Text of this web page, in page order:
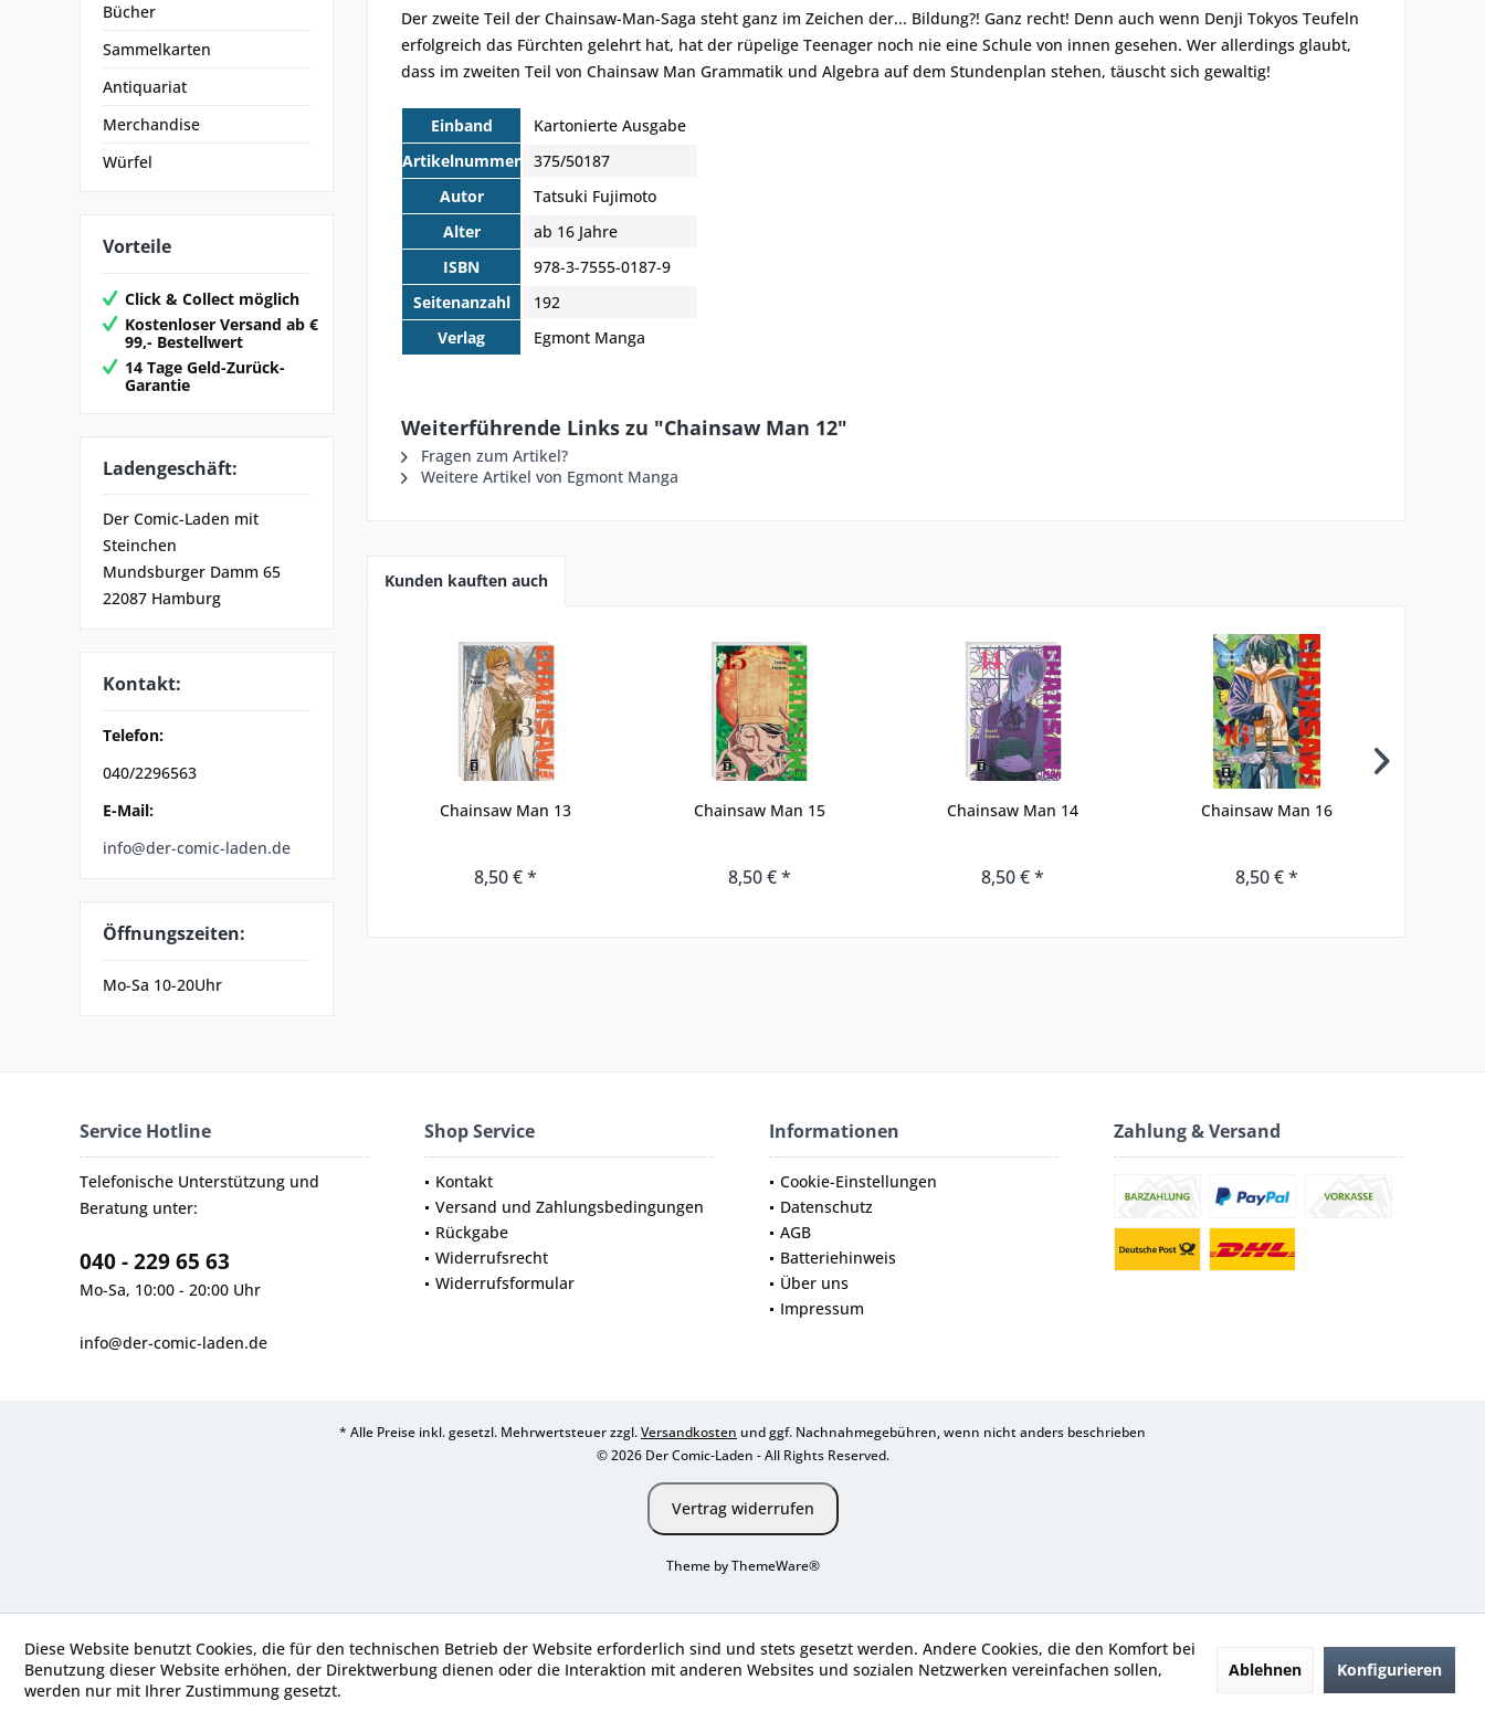
Bücher
Sammelkarten
Antiquariat
Merchandise
Würfel
Vorteile
Click & Collect möglich
Kostenloser Versand ab €
99,- Bestellwert
14 Tage Geld-Zurück-
Garantie
Ladengeschäft:
Der Comic-Laden mit
Steinchen
Mundsburger Damm 65
22087 Hamburg
Kontakt:
Telefon:
040/2296563
E-Mail:
info@der-comic-laden.de
Öffnungszeiten:
Mo-Sa 10-20Uhr
Der zweite Teil der Chainsaw-Man-Saga steht ganz im Zeichen der... Bildung?! Ganz recht! Denn auch wenn Denji Tokyos Teufeln
erfolgreich das Fürchten gelehrt hat, hat der rüpelige Teenager noch nie eine Schule von innen gesehen. Wer allerdings glaubt,
dass im zweiten Teil von Chainsaw Man Grammatik und Algebra auf dem Stundenplan stehen, täuscht sich gewaltig!
Einband
Kartonierte Ausgabe
Artikelnummer
375/50187
Autor
Tatsuki Fujimoto
Alter
ab 16 Jahre
ISBN
978-3-7555-0187-9
Seitenanzahl
192
Verlag
Egmont Manga
Weiterführende Links zu "Chainsaw Man 12"
Fragen zum Artikel?
Weitere Artikel von Egmont Manga
Kunden kauften auch
Chainsaw Man 13
8,50 € *
Chainsaw Man 15
8,50 € *
Chainsaw Man 14
8,50 € *
Chainsaw Man 16
8,50 € *
Service Hotline
Telefonische Unterstützung und
Beratung unter:
040 - 229 65 63
Mo-Sa, 10:00 - 20:00 Uhr
info@der-comic-laden.de
Shop Service
Kontakt
Versand und Zahlungsbedingungen
Rückgabe
Widerrufsrecht
Widerrufsformular
Informationen
Cookie-Einstellungen
Datenschutz
AGB
Batteriehinweis
Über uns
Impressum
Zahlung & Versand
* Alle Preise inkl. gesetzl. Mehrwertsteuer zzgl.Versandkosten und ggf. Nachnahmegebühren, wenn nicht anders beschrieben
© 2026 Der Comic-Laden - All Rights Reserved.
Vertrag widerrufen
Theme byThemeWare®
Diese Website benutzt Cookies, die für den technischen Betrieb der Website erforderlich sind und stets gesetzt werden. Andere Cookies, die den Komfort bei
Benutzung dieser Website erhöhen, der Direktwerbung dienen oder die Interaktion mit anderen Websites und sozialen Netzwerken vereinfachen sollen,
werden nur mit Ihrer Zustimmung gesetzt.
Ablehnen Konfigurieren